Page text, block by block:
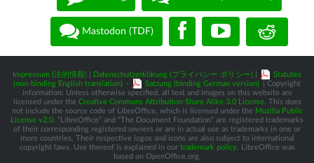
Mastodon (TDF)
Impressum (法的情報) Datenschutzerklärung (プライバシー ポリシー)
Statutes
(non-binding English translation) - Satzung (binding German version)
| Copyright
information: Unless otherwise specified, all text and images on this website are
licensed under the Creative Commons Attribution-Share Alike 3.0 License. This does
not include the source code of LibreOffice, which is licensed under the Mozilla Public
License v2.0 . “LibreOffice” and “The Document Foundation” are registered trademarks
of their corresponding registered owners or are in actual use as trademarks in one or
more countries. Their respective logos and icons are also subject to international
copyright laws. Use thereof is explained in our trademark policy. LibreOffice was
based on OpenOffice.org.